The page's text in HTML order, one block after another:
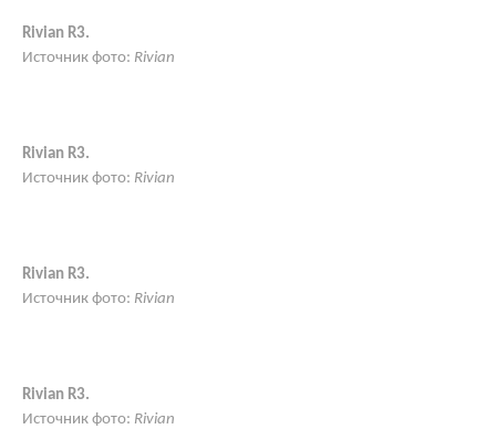
Rivian R3.
Источник фото: Rivian
Rivian R3.
Источник фото: Rivian
Rivian R3.
Источник фото: Rivian
Rivian R3.
Источник фото: Rivian